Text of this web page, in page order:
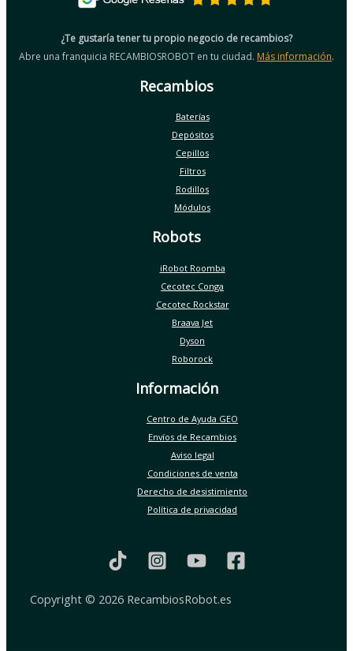
¿Te gustaría tener tu propio negocio de recambios?
Abre una franquicia RECAMBIOSROBOT en tu ciudad. Más información.
Recambios
Baterías
Depósitos
Cepillos
Filtros
Rodillos
Módulos
Robots
iRobot Roomba
Cecotec Conga
Cecotec Rockstar
Braava Jet
Dyson
Roborock
Información
Centro de Ayuda GEO
Envíos de Recambios
Aviso legal
Condiciones de venta
Derecho de desistimiento
Política de privacidad
Copyright © 2026 RecambiosRobot.es